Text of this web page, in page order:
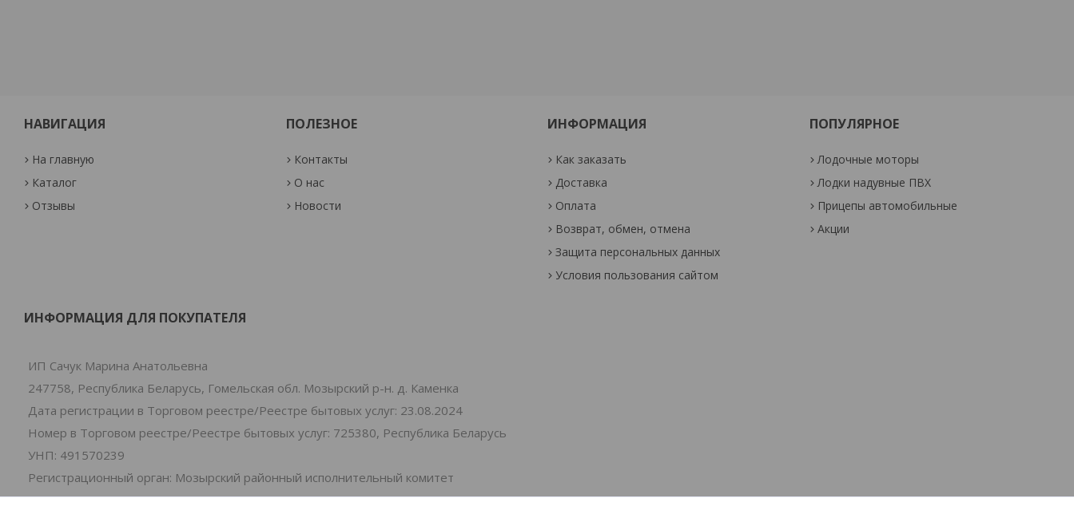
НАВИГАЦИЯ
На главную
Каталог
Отзывы
ПОЛЕЗНОЕ
Контакты
О нас
Новости
ИНФОРМАЦИЯ
Как заказать
Доставка
Оплата
Возврат, обмен, отмена
Защита персональных данных
Условия пользования сайтом
ПОПУЛЯРНОЕ
Лодочные моторы
Лодки надувные ПВХ
Прицепы автомобильные
Акции
ИНФОРМАЦИЯ ДЛЯ ПОКУПАТЕЛЯ
ИП Сачук Марина Анатольевна
247758, Республика Беларусь, Гомельская обл. Мозырский р-н. д. Каменка
Дата регистрации в Торговом реестре/Реестре бытовых услуг: 23.08.2024
Номер в Торговом реестре/Реестре бытовых услуг: 725380, Республика Беларусь
УНП: 491570239
Регистрационный орган: Мозырский районный исполнительный комитет
Дата регистрации компании: 01.07.2024